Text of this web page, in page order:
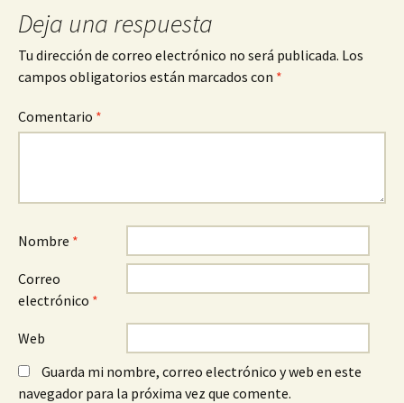
Deja una respuesta
Tu dirección de correo electrónico no será publicada. Los
campos obligatorios están marcados con *
Comentario *
Nombre *
Correo
electrónico *
Web
Guarda mi nombre, correo electrónico y web en este
navegador para la próxima vez que comente.